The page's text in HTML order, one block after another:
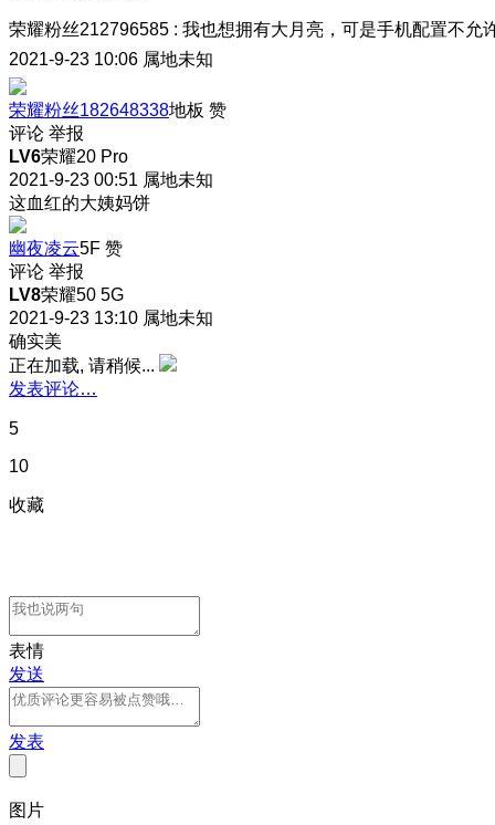
荣耀粉丝212796585 : 我也想拥有大月亮，可是手机配置不允
2021-9-23 10:06 属地未知
荣耀粉丝182648338地板 赞
评论 举报
LV6荣耀20 Pro
2021-9-23 00:51 属地未知
这血红的大姨妈饼
幽夜凌云5F 赞
评论 举报
LV8荣耀50 5G
2021-9-23 13:10 属地未知
确实美
正在加载, 请稍候...
发表评论…
5
10
收藏
表情
发送
发表
图片